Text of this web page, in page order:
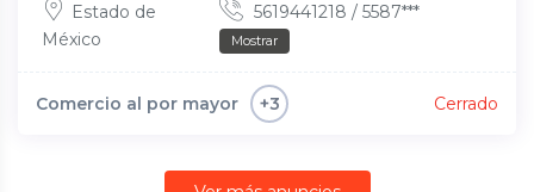
Estado de
México
5619441218 / 5587***
Mostrar
Comercio al por mayor +3 Cerrado